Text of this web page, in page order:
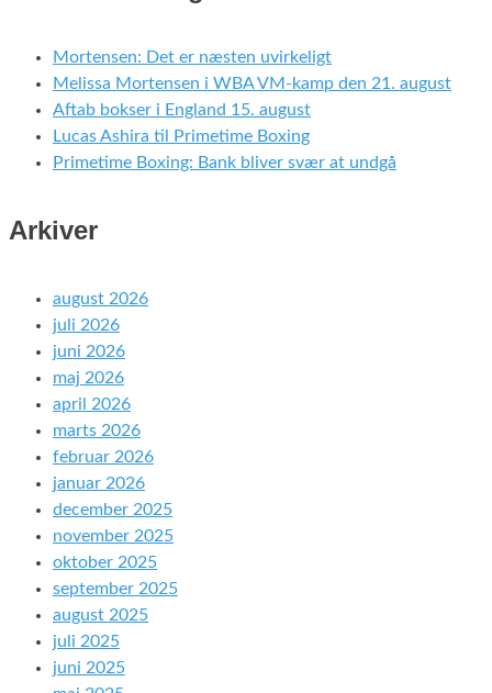
Mortensen: Det er næsten uvirkeligt
Melissa Mortensen i WBA VM-kamp den 21. august
Aftab bokser i England 15. august
Lucas Ashira til Primetime Boxing
Primetime Boxing: Bank bliver svær at undgå
Arkiver
august 2026
juli 2026
juni 2026
maj 2026
april 2026
marts 2026
februar 2026
januar 2026
december 2025
november 2025
oktober 2025
september 2025
august 2025
juli 2025
juni 2025